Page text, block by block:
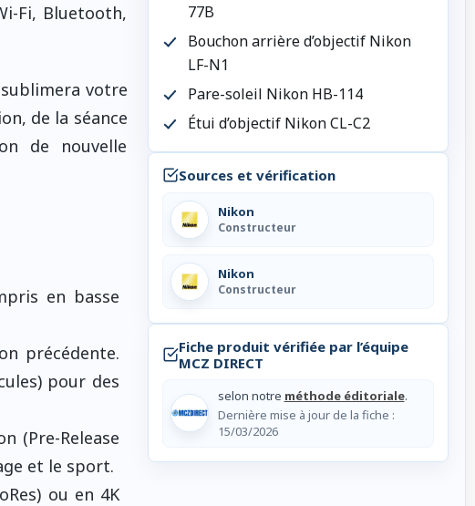
Fi, Bluetooth,
votre
de la séance
de nouvelle
en basse
précédente.
pour des
(Pre-Release
et le sport.
ou en 4K
77B
Bouchon arrière d’objectif Nikon
LF-N1
Pare-soleil Nikon HB-114
Étui d’objectif Nikon CL-C2
Sources et vérification
Nikon
Constructeur
Nikon
Constructeur
Fiche produit vérifiée par l’équipe
MCZ DIRECT
selon notre méthode éditoriale.
Dernière mise à jour de la fiche :
15/03/2026